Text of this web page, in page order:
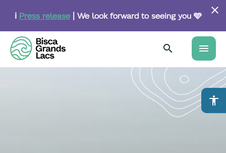
content
ℹ️ Press release| We look forward to seeing you 🩵
menu
accessibility